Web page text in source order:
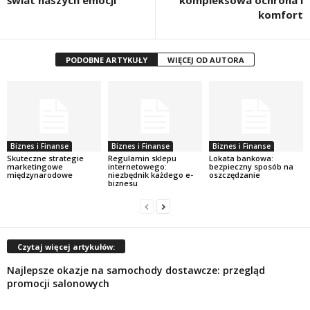
komfort
PODOBNE ARTYKUŁY WIĘCEJ OD AUTORA
Biznes i Finanse
Skuteczne strategie
marketingowe
międzynarodowe
Biznes i Finanse
Regulamin sklepu
internetowego:
niezbędnik każdego e-
biznesu
Biznes i Finanse
Lokata bankowa:
bezpieczny sposób na
oszczędzanie
Czytaj więcej artykułów:
Najlepsze okazje na samochody dostawcze: przegląd
promocji salonowych